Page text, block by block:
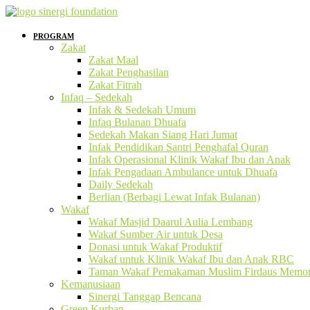
PROGRAM
Zakat
Zakat Maal
Zakat Penghasilan
Zakat Fitrah
Infaq – Sedekah
Infak & Sedekah Umum
Infaq Bulanan Dhuafa
Sedekah Makan Siang Hari Jumat
Infak Pendidikan Santri Penghafal Quran
Infak Operasional Klinik Wakaf Ibu dan Anak
Infak Pengadaan Ambulance untuk Dhuafa
Daily Sedekah
Berlian (Berbagi Lewat Infak Bulanan)
Wakaf
Wakaf Masjid Daarul Aulia Lembang
Wakaf Sumber Air untuk Desa
Donasi untuk Wakaf Produktif
Wakaf untuk Klinik Wakaf Ibu dan Anak RBC
Taman Wakaf Pemakaman Muslim Firdaus
Kemanusiaan
Sinergi Tanggap Bencana